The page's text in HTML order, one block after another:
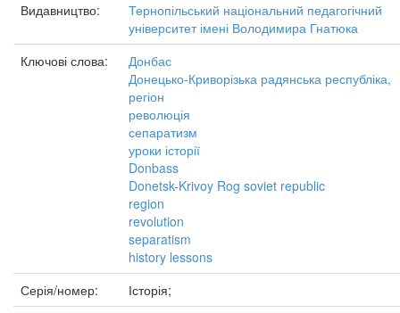
Видавництво:
Тернопільський національний педагогічний
університет імені Володимира Гнатюка
Ключові слова:
Донбас
Донецько-Криворізька радянська республіка,
регіон
революція
сепаратизм
уроки історії
Donbass
Donetsk-Krivoy Rog soviet republic
region
revolution
separatism
history lessons
Серія/номер:
Історія;